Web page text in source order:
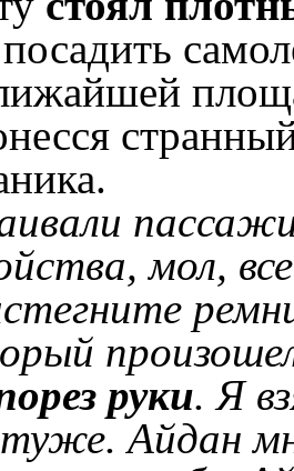
мол,
руки. Я
Айдан